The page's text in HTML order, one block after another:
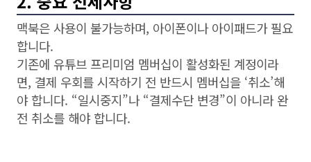
맥북은 사용이 불가능하며, 아이폰이나 아이패드가 필요
합니다.
기존에 유튜브 프리미엄 멤버십이 활성화된 계정이라
면, 결제 우회를 시작하기 전 반드시 멤버십을 ‘취소’해
야 합니다. “일시중지”나 “결제수단 변경”이 아니라 완
전 취소를 해야 합니다.